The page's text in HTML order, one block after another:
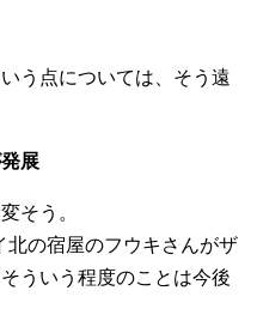
う点については、そう遠
展
そう。
の宿屋のフウキさんがザ
ういう程度のことは今後